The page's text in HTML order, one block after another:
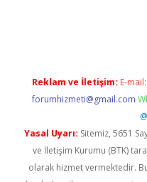
Reklam ve İletişim: E-mail:
forumhizmeti@gmail.com
Yasal Uyarı: Sitemiz, 5651
ve İletişim Kurumu (BTK)
olarak hizmet vermektedir.